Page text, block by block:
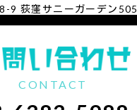
9 荻窪サニーガーデン505
会社概要を見る
CONTACT